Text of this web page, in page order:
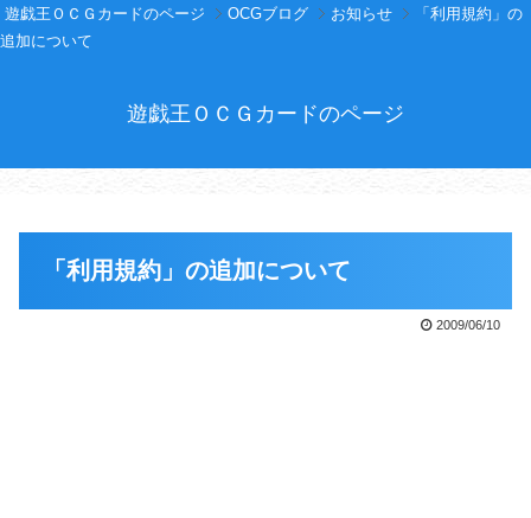
遊戯王ＯＣＧカードのページ OCGブログ お知らせ
「利用規約」の
追加について
遊戯王ＯＣＧカードのページ
「利用規約」の追加について
2009/06/10